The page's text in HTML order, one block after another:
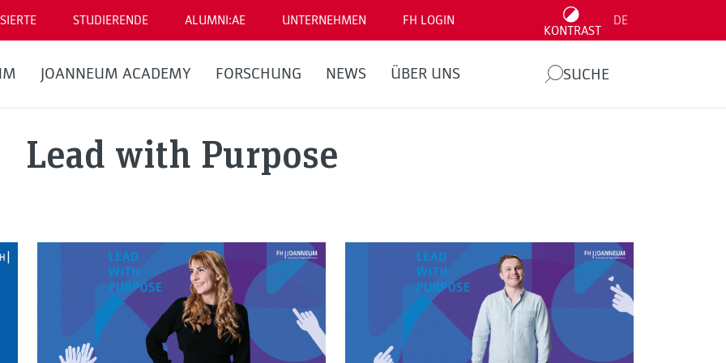
STUDIERENDE ALUMNI:AE UNTERNEHMEN FH LOGIN
KONTRAST
DE
JOANNEUM ACADEMY FORSCHUNG NEWS ÜBER UNS SUCHE
Lead with Purpose